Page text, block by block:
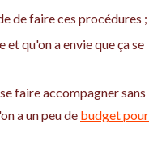
de faire ces procédures ;
et qu'on a envie que ça se
faire accompagner sans
a un peu de budget pour